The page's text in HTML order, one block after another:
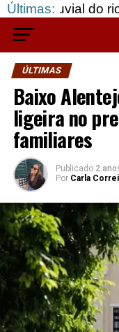
Últimas:
do rio Erges
ÚLTIMAS
Baixo
ligeira no
familiares
Publicado 2
Por Carla